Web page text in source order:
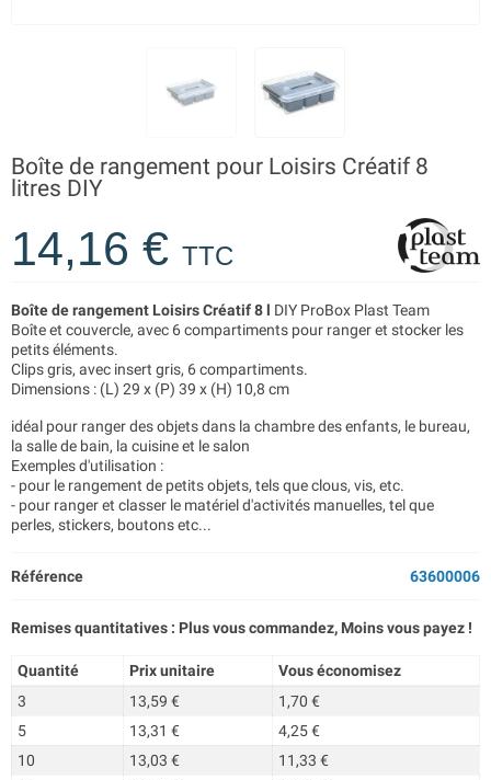
Boîte de rangement pour Loisirs Créatif 8
litres DIY
14,16 € TTC
Boîte de rangement Loisirs Créatif 8 l DIY ProBox Plast Team
Boîte et couvercle, avec 6 compartiments pour ranger et stocker les
petits éléments.
Clips gris, avec insert gris, 6 compartiments.
Dimensions : (L) 29 x (P) 39 x (H) 10,8 cm
idéal pour ranger des objets dans la chambre des enfants, le bureau,
la salle de bain, la cuisine et le salon
Exemples d'utilisation :
- pour le rangement de petits objets, tels que clous, vis, etc.
- pour ranger et classer le matériel d'activités manuelles, tel que
perles, stickers, boutons etc...
Référence 63600006
Remises quantitatives : Plus vous commandez, Moins vous payez !
Quantité Prix unitaire
Vous économisez
3
13,59 €
1,70 €
5
13,31 €
4,25 €
10
13,03 €
11,33 €